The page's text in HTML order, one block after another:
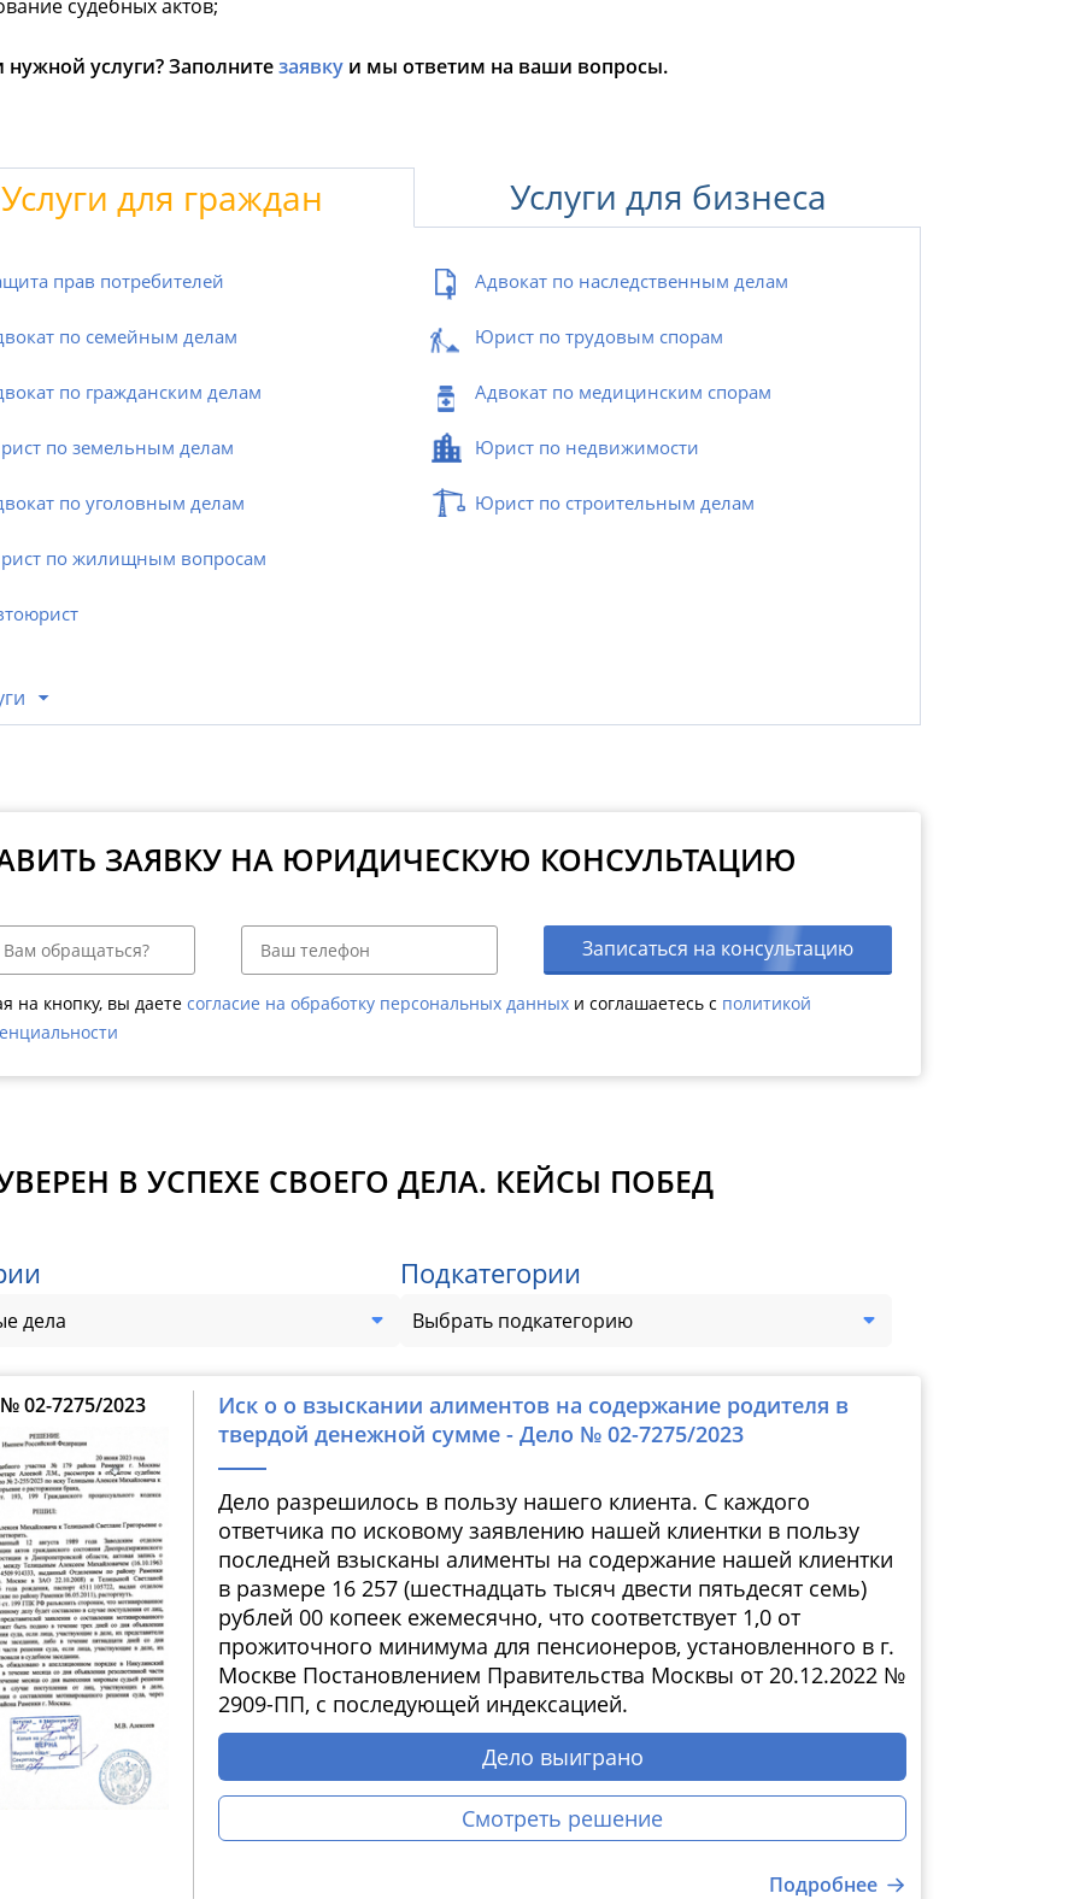
судебных актов;
услуги? Заполнитезаявку и мы ответим на ваши вопросы.
Услуги для граждан Услуги для бизнеса
прав потребителей
по семейным делам
по гражданским делам
по земельным делам
по уголовным делам
по жилищным вопросам
Адвокат по наследственным делам
Юрист по трудовым спорам
Адвокат по медицинским спорам
Юрист по недвижимости
Юрист по строительным делам
ЗАЯВКУ НА ЮРИДИЧЕСКУЮ КОНСУЛЬТАЦИЮ
Записаться на консультацию
на кнопку, вы даете согласие на обработку персональных данных и соглашаетесь c политикой
В УСПЕХЕ СВОЕГО ДЕЛА. КЕЙСЫ ПОБЕД
дела
Подкатегории
Выбрать подкатегорию
02-7275/2023
Иск о о взыскании алиментов на содержание родителя в
твердой денежной сумме - Дело № 02-7275/2023
Дело разрешилось в пользу нашего клиента. С каждого
ответчика по исковому заявлению нашей клиентки в пользу
последней взысканы алименты на содержание нашей клиентки
в размере 16 257 (шестнадцать тысяч двести пятьдесят семь)
рублей 00 копеек ежемесячно, что соответствует 1,0 от
прожиточного минимума для пенсионеров, установленного в г.
Москве Постановлением Правительства Москвы от 20.12.2022 №
2909-ПП, с последующей индексацией.
Дело выиграно
Смотреть решение
Подробнее